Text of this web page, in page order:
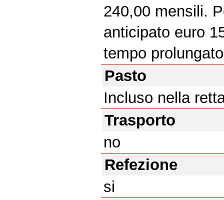
240,00 mensili.
anticipato euro
tempo
Pasto
Incluso nella
Trasporto
no
Refezione
si